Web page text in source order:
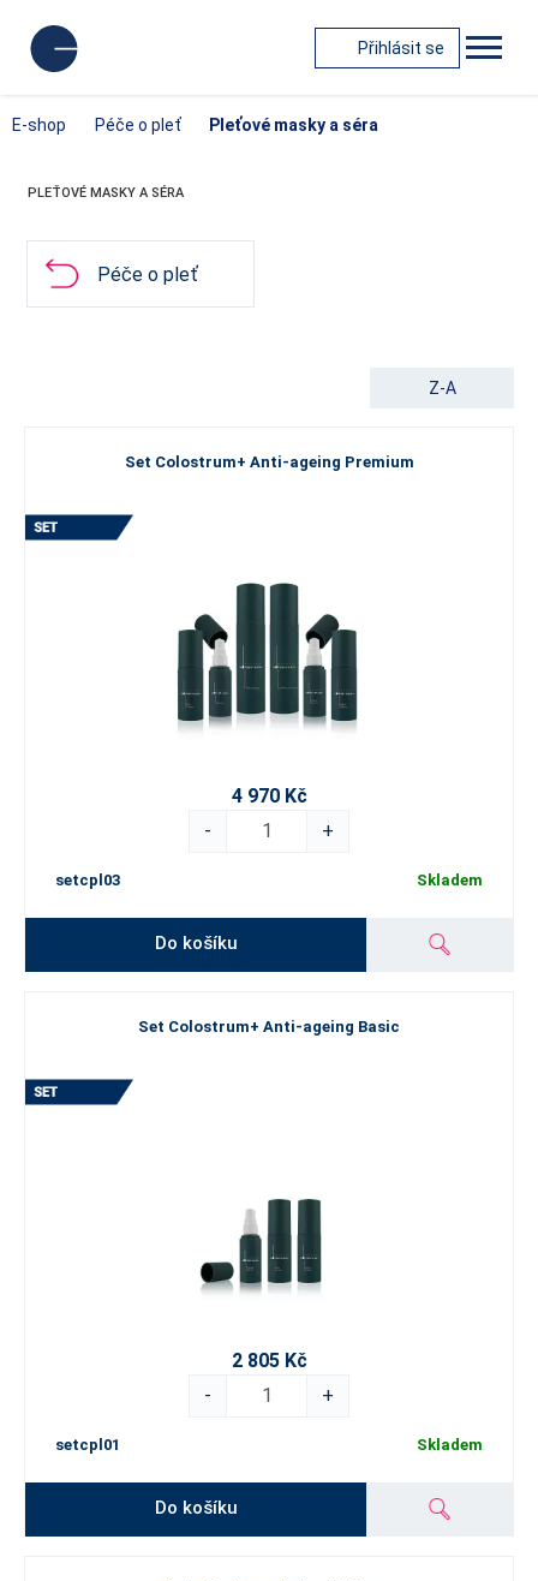
Přihlásit se
E-shop Péče o pleť Pleťové masky a séra
PLEŤOVÉ MASKY A SÉRA
Péče o pleť
Z-A
Set Colostrum+ Anti-ageing Premium
4 970 Kč
-
+
setcpl03 Skladem
Do košíku
Set Colostrum+ Anti-ageing Basic
2 805 Kč
-
+
setcpl01 Skladem
Do košíku